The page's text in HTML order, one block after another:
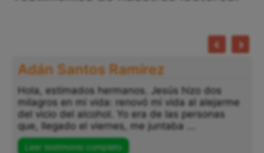
Adán Santos Ramírez
Hola, estimados hermanos. Jesús hizo dos
milagros en mi vida: renovó mi vida al alejarme
del vicio del alcohol. Yo era de las personas
que, llegado el viernes, me juntaba ...
Leer testimonio completo